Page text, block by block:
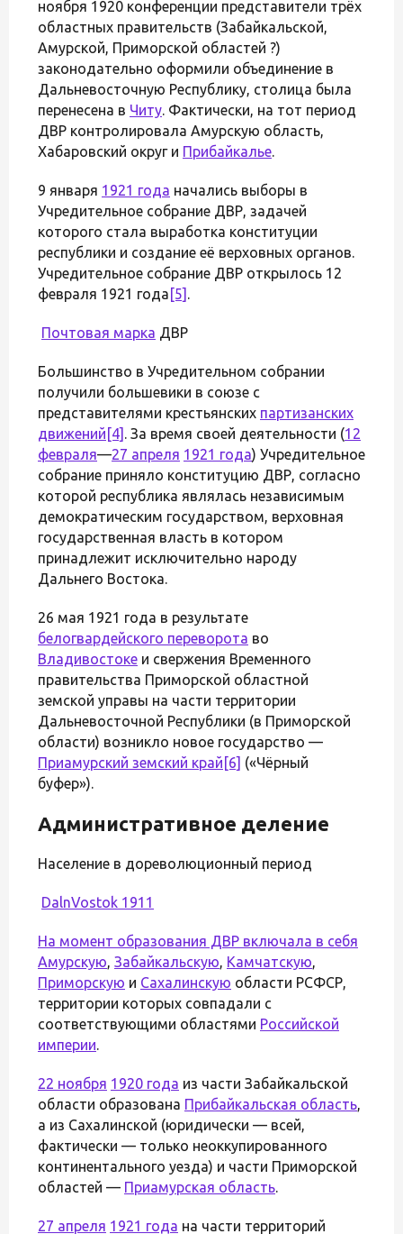
ноября 1920 конференции представители трёх
областных правительств (Забайкальской,
Амурской, Приморской областей ?)
законодательно оформили объединение в
Дальневосточную Республику, столица была
перенесена в Читу. Фактически, на тот период
ДВР контролировала Амурскую область,
Хабаровский округ и Прибайкалье.
9 января 1921 года начались выборы в
Учредительное собрание ДВР, задачей
которого стала выработка конституции
республики и создание её верховных органов.
Учредительное собрание ДВР открылось 12
февраля 1921 года [5] .
Почтовая марка ДВР
Большинство в Учредительном собрании
получили большевики в союзе с
представителями крестьянских партизанских
движений [4] . За время своей деятельности (12
февраля—27 апреля 1921 года) Учредительное
собрание приняло конституцию ДВР, согласно
которой республика являлась независимым
демократическим государством, верховная
государственная власть в котором
принадлежит исключительно народу
Дальнего Востока.
26 мая 1921 года в результате
белогвардейского переворота во
Владивостоке и свержения Временного
правительства Приморской областной
земской управы на части территории
Дальневосточной Республики (в Приморской
области) возникло новое государство —
Приамурский земский край [6] («Чёрный
буфер»).
Административное деление
Население в дореволюционный период
DalnVostok 1911
На момент образования ДВР включала в себя
Амурскую, Забайкальскую, Камчатскую,
Приморскую и Сахалинскую области РСФСР,
территории которых совпадали с
соответствующими областями Российской
империи.
22 ноября 1920 года из части Забайкальской
области образована Прибайкальская область,
а из Сахалинской (юридически — всей,
фактически — только неоккупированного
континентального уезда) и части Приморской
областей — Приамурская область.
27 апреля 1921 года на части территорий